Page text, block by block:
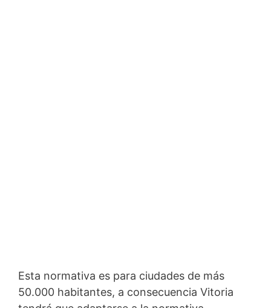
Esta normativa es para ciudades de más
50.000 habitantes, a consecuencia Vitoria